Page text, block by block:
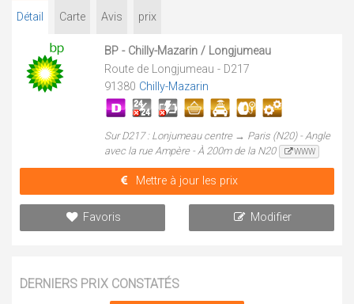
Détail Carte Avis prix
BP - Chilly-Mazarin / Longjumeau
Route de Longjumeau - D217
91380 Chilly-Mazarin
Sur D217 : Lonjumeau centre → Paris (N20) - Angle
avec la rue Ampère - À 200m de la N20
WWW
Mettre à jour les prix
Favoris Modifier
DERNIERS PRIX CONSTATÉS